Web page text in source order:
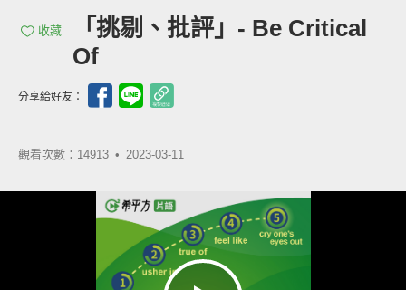
收藏
「挑剔、批評」- Be Critical
Of
分享給好友：
觀看次數：14913 • 2023-03-11